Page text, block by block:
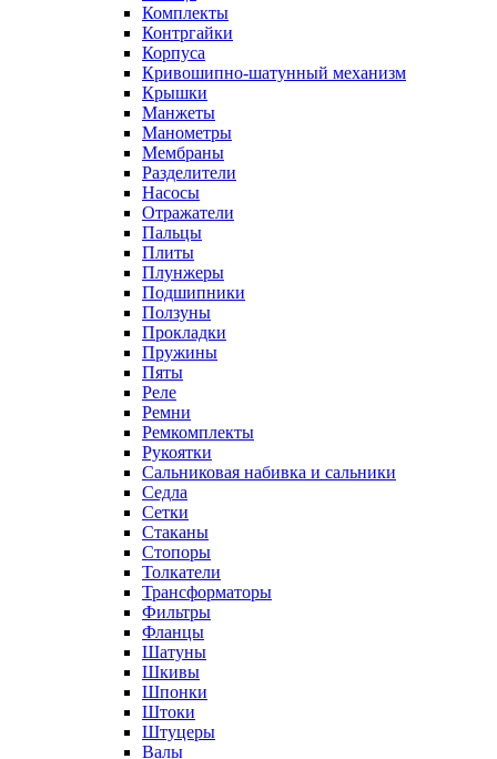
Комплекты
Контргайки
Корпуса
Кривошипно-шатунный механизм
Крышки
Манжеты
Манометры
Мембраны
Разделители
Насосы
Отражатели
Пальцы
Плиты
Плунжеры
Подшипники
Ползуны
Прокладки
Пружины
Пяты
Реле
Ремни
Ремкомплекты
Рукоятки
Сальниковая набивка и сальники
Седла
Сетки
Стаканы
Стопоры
Толкатели
Трансформаторы
Фильтры
Фланцы
Шатуны
Шкивы
Шпонки
Штоки
Штуцеры
Валы